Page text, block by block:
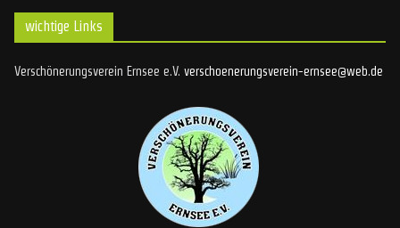
wichtige Links
Verschönerungsverein Ernsee e.V. verschoenerungsverein-ernsee@web.de